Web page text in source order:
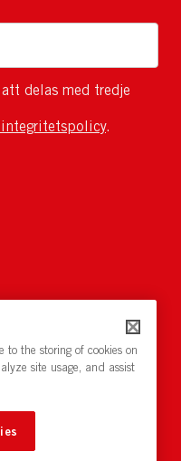
delas med tredje
.
to the storing of cookies on
site usage, and assist